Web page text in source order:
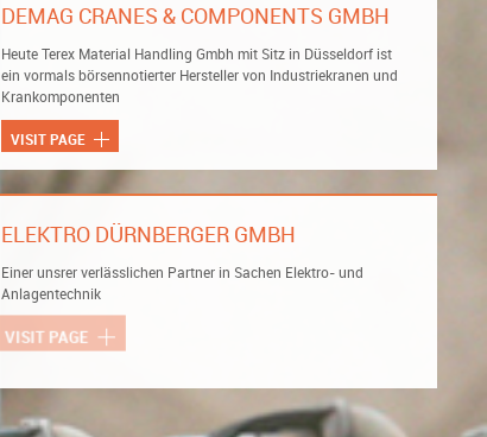
DEMAG CRANES & COMPONENTS GMBH
Heute Terex Material Handling Gmbh mit Sitz in Düsseldorf ist
ein vormals börsennotierter Hersteller von Industriekranen und
Krankomponenten
VISIT PAGE
ELEKTRO DÜRNBERGER GMBH
Einer unsrer verlässlichen Partner in Sachen Elektro- und
Anlagentechnik
VISIT PAGE